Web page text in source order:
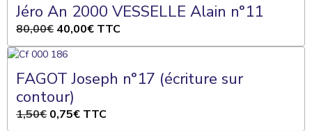
Jéro An 2000 VESSELLE Alain n°11
80,00€ 40,00€ TTC
FAGOT Joseph n°17 (écriture sur
contour)
1,50€ 0,75€ TTC